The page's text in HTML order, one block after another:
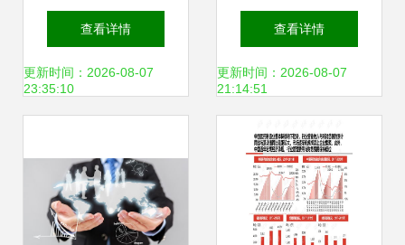
中，企业如何获取
完整源代码的三大
查看详情
更新时间：2026-08-07
23:35:10
与HR薪资咨询解决
方案 软件驱动的现
查看详情
更新时间：2026-08-07
21:14:51